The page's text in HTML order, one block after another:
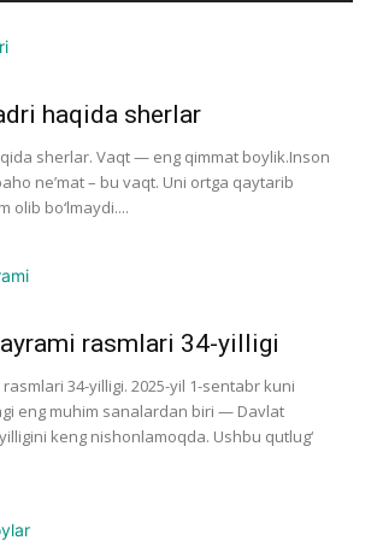
haqida sherlar
sherlar. Vaqt — eng qimmat boylik.Inson
ne’mat – bu vaqt. Uni ortga qaytarib
olib bo‘lmaydi....
rasmlari 34-yilligi
34-yilligi. 2025-yil 1-sentabr kuni
eng muhim sanalardan biri — Davlat
keng nishonlamoqda. Ushbu qutlug‘